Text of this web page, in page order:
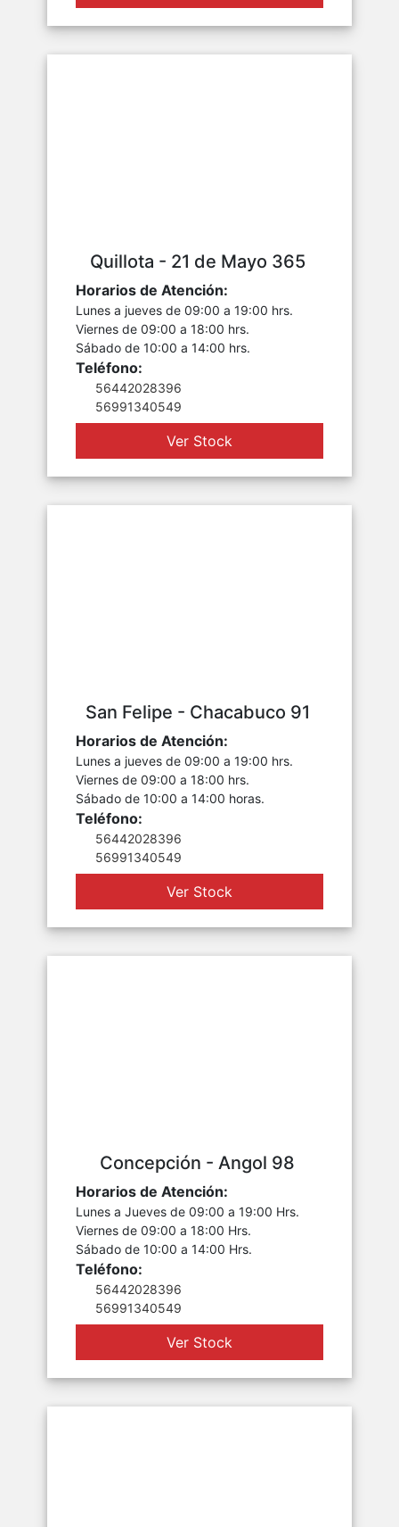
Quillota - 21 de Mayo 365
Horarios de Atención:
Lunes a jueves de 09:00 a 19:00 hrs.
Viernes de 09:00 a 18:00 hrs.
Sábado de 10:00 a 14:00 hrs.
Teléfono:
56442028396
56991340549
Ver Stock
San Felipe - Chacabuco 91
Horarios de Atención:
Lunes a jueves de 09:00 a 19:00 hrs.
Viernes de 09:00 a 18:00 hrs.
Sábado de 10:00 a 14:00 horas.
Teléfono:
56442028396
56991340549
Ver Stock
Concepción - Angol 98
Horarios de Atención:
Lunes a Jueves de 09:00 a 19:00 Hrs.
Viernes de 09:00 a 18:00 Hrs.
Sábado de 10:00 a 14:00 Hrs.
Teléfono:
56442028396
56991340549
Ver Stock